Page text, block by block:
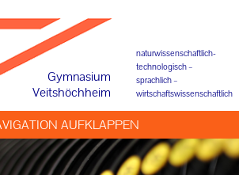
Gymnasium
Veitshöchheim
naturwissenschaftlich-
technologisch –
sprachlich –
wirtschaftswissenschaftlich
AUFKLAPPEN